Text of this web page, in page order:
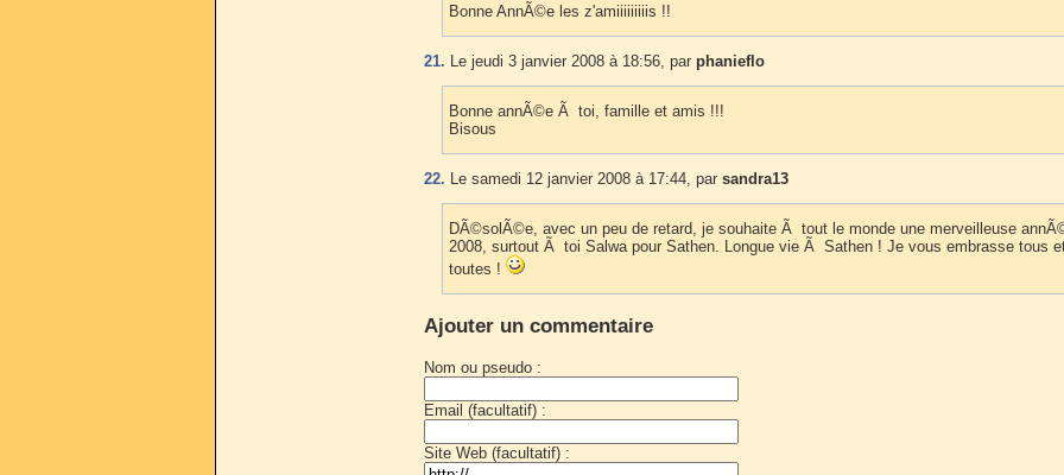
Bonne AnnÃ©e les z'amiiiiiiiiis !!
21. Le jeudi 3 janvier 2008 à 18:56, par phanieflo
Bonne annÃ©e Ã toi, famille et amis !!!
Bisous
22. Le samedi 12 janvier 2008 à 17:44, par sandra13
DÃ©solÃ©e, avec un peu de retard, je souhaite Ã tout le monde une merveilleuse
2008, surtout Ã toi Salwa pour Sathen. Longue vie Ã Sathen ! Je vous embrasse tous
toutes !
Ajouter un commentaire
Nom ou pseudo :
Email (facultatif) :
Site Web (facultatif) :